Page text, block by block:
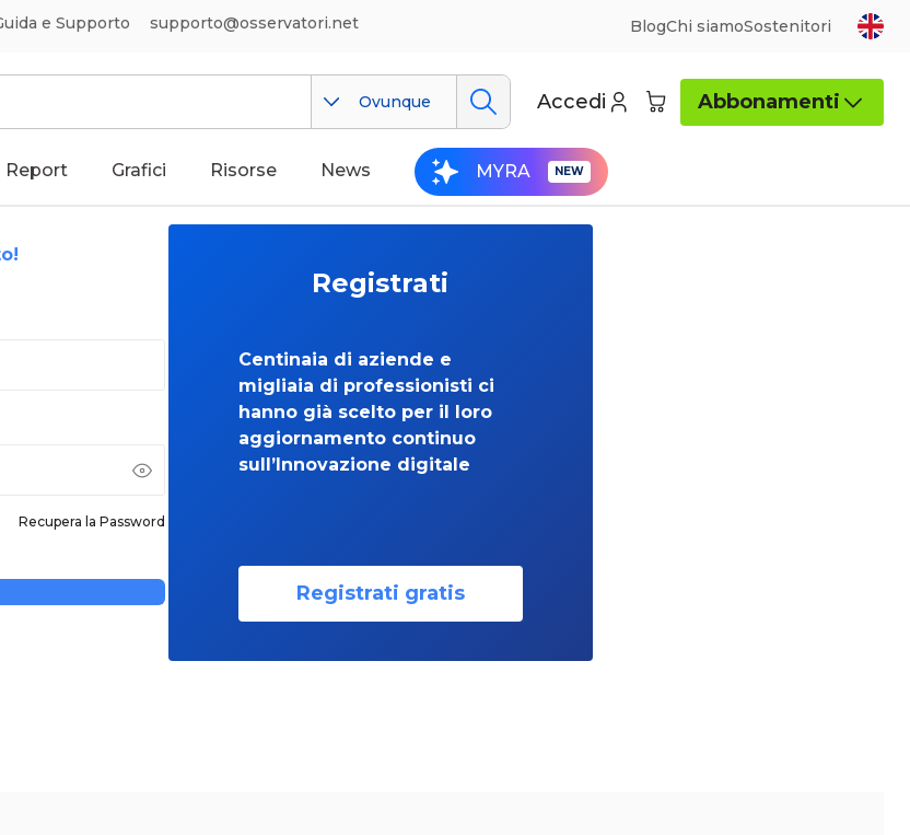
e Supporto supporto@osservatori.net BlogChi siamoSostenitori
Ovunque Accedi Abbonamenti
Report Grafici Risorse News MYRA
Recupera la Password
Registrati
Centinaia di aziende e
migliaia di professionisti ci
hanno già scelto per il loro
aggiornamento continuo
sull’Innovazione digitale
Registrati gratis